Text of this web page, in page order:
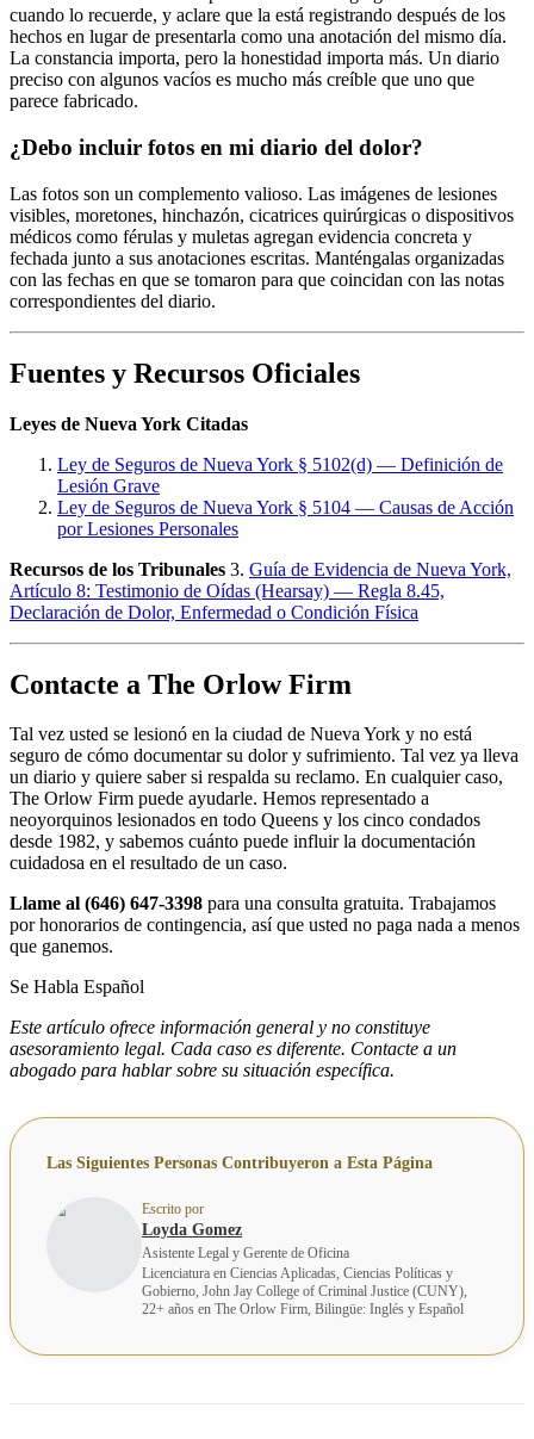
cuando lo recuerde, y aclare que la está registrando después de los
hechos en lugar de presentarla como una anotación del mismo día.
La constancia importa, pero la honestidad importa más. Un diario
preciso con algunos vacíos es mucho más creíble que uno que
parece fabricado.
¿Debo incluir fotos en mi diario del dolor?
Las fotos son un complemento valioso. Las imágenes de lesiones
visibles, moretones, hinchazón, cicatrices quirúrgicas o dispositivos
médicos como férulas y muletas agregan evidencia concreta y
fechada junto a sus anotaciones escritas. Manténgalas organizadas
con las fechas en que se tomaron para que coincidan con las notas
correspondientes del diario.
Fuentes y Recursos Oficiales
Leyes de Nueva York Citadas
Ley de Seguros de Nueva York § 5102(d) — Definición de
Lesión Grave
Ley de Seguros de Nueva York § 5104 — Causas de Acción
por Lesiones Personales
Recursos de los Tribunales 3. Guía de Evidencia de Nueva York,
Artículo 8: Testimonio de Oídas (Hearsay) — Regla 8.45,
Declaración de Dolor, Enfermedad o Condición Física
Contacte a The Orlow Firm
Tal vez usted se lesionó en la ciudad de Nueva York y no está
seguro de cómo documentar su dolor y sufrimiento. Tal vez ya lleva
un diario y quiere saber si respalda su reclamo. En cualquier caso,
The Orlow Firm puede ayudarle. Hemos representado a
neoyorquinos lesionados en todo Queens y los cinco condados
desde 1982, y sabemos cuánto puede influir la documentación
cuidadosa en el resultado de un caso.
Llame al (646) 647-3398 para una consulta gratuita. Trabajamos
por honorarios de contingencia, así que usted no paga nada a menos
que ganemos.
Se Habla Español
Este artículo ofrece información general y no constituye
asesoramiento legal. Cada caso es diferente. Contacte a un
abogado para hablar sobre su situación específica.
Las Siguientes Personas Contribuyeron a Esta Página
Escrito por
Loyda Gomez
Asistente Legal y Gerente de Oficina
Licenciatura en Ciencias Aplicadas, Ciencias Políticas y
Gobierno, John Jay College of Criminal Justice (CUNY),
22+ años en The Orlow Firm, Bilingüe: Inglés y Español